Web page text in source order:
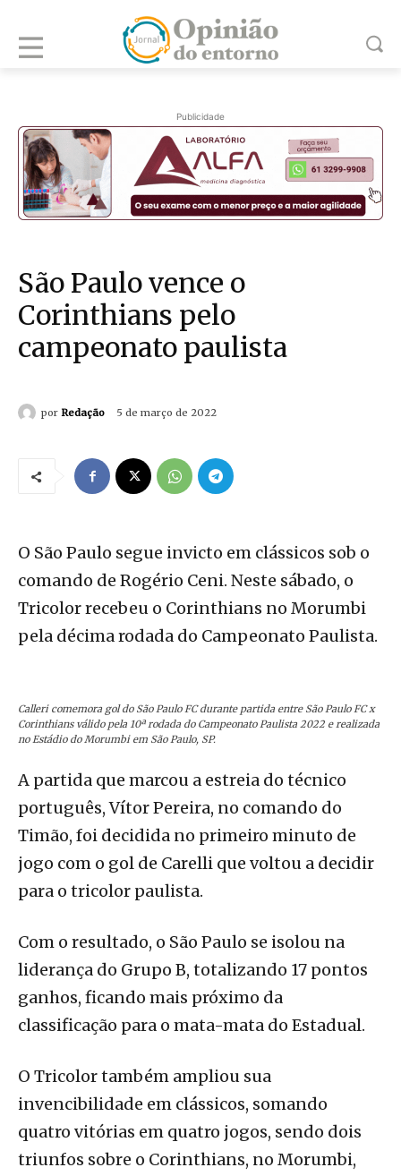
Publicidade
São Paulo vence o
Corinthians pelo
campeonato paulista
por Redação 5 de março de 2022
O São Paulo segue invicto em clássicos sob o
comando de Rogério Ceni. Neste sábado, o
Tricolor recebeu o Corinthians no Morumbi
pela décima rodada do Campeonato Paulista.
Calleri comemora gol do São Paulo FC durante partida entre São Paulo FC x
Corinthians válido pela 10ª rodada do Campeonato Paulista 2022 e realizada
no Estádio do Morumbi em São Paulo, SP.
A partida que marcou a estreia do técnico
português, Vítor Pereira, no comando do
Timão, foi decidida no primeiro minuto de
jogo com o gol de Carelli que voltou a decidir
para o tricolor paulista.
Com o resultado, o São Paulo se isolou na
liderança do Grupo B, totalizando 17 pontos
ganhos, ficando mais próximo da
classificação para o mata-mata do Estadual.
O Tricolor também ampliou sua
invencibilidade em clássicos, somando
quatro vitórias em quatro jogos, sendo dois
triunfos sobre o Corinthians, no Morumbi,